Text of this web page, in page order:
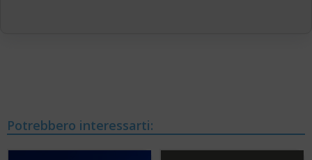
Potrebbero interessarti: